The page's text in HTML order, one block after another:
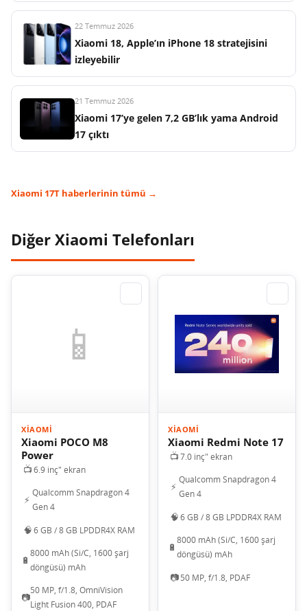
22 Temmuz 2026
Xiaomi 18, Apple’ın iPhone 18 stratejisini
izleyebilir
21 Temmuz 2026
Xiaomi 17’ye gelen 7,2 GB’lık yama Android
17 çıktı
Xiaomi 17T haberlerinin tümü →
Diğer Xiaomi Telefonları
📱
XIAOMI
Xiaomi POCO M8
Power
📺6.9 inç" ekran
⚡
Qualcomm Snapdragon 4
Gen 4
🧠6 GB / 8 GB LPDDR4X RAM
🔋
8000 mAh (Si/C, 1600 şarj
döngüsü) mAh
📷
50 MP, f/1.8, OmniVision
Light Fusion 400, PDAF
XIAOMI
Xiaomi Redmi Note 17
📺7.0 inç" ekran
⚡
Qualcomm Snapdragon 4
Gen 4
🧠6 GB / 8 GB LPDDR4X RAM
🔋
8000 mAh (Si/C, 1600 şarj
döngüsü) mAh
📷 50 MP, f/1.8, PDAF